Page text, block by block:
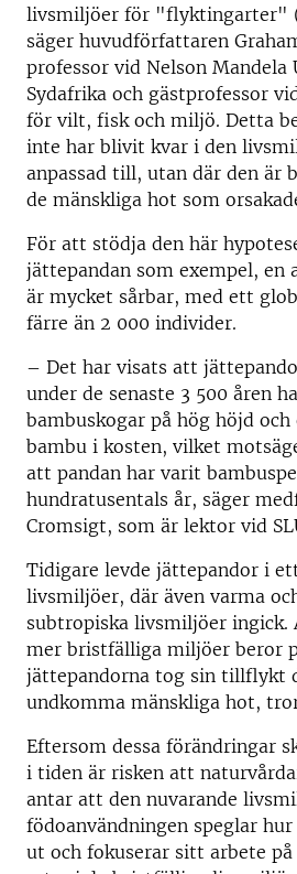
livsmiljöer för "flyktingarter"
säger huvudförfattaren
professor vid Nelson Mandela
Sydafrika och gästprofessor
för vilt, fisk och miljö. Detta
inte har blivit kvar i den
anpassad till, utan där den är
de mänskliga hot som
För att stödja den här
jättepandan som exempel, en
är mycket sårbar, med ett
färre än 2 000 individer.
– Det har visats att
under de senaste 3 500 åren
bambuskogar på hög höjd och
bambu i kosten, vilket
att pandan har varit
hundratusentals år, säger
Cromsigt, som är lektor vid
Tidigare levde jättepandor i
livsmiljöer, där även varma
subtropiska livsmiljöer ingick.
mer bristfälliga miljöer beror
jättepandorna tog sin tillflykt
undkomma mänskliga hot,
Eftersom dessa förändringar
i tiden är risken att
antar att den nuvarande
födoanvändningen speglar
ut och fokuserar sitt arbete